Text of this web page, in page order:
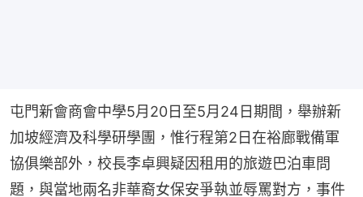
屯門新會商會中學5月20日至5月24日期間，舉辦新
加坡經濟及科學研學團，惟行程第2日在裕廊戰備軍
協俱樂部外，校長李卓興疑因租用的旅遊巴泊車問
題，與當地兩名非華裔女保安爭執並辱罵對方，事件